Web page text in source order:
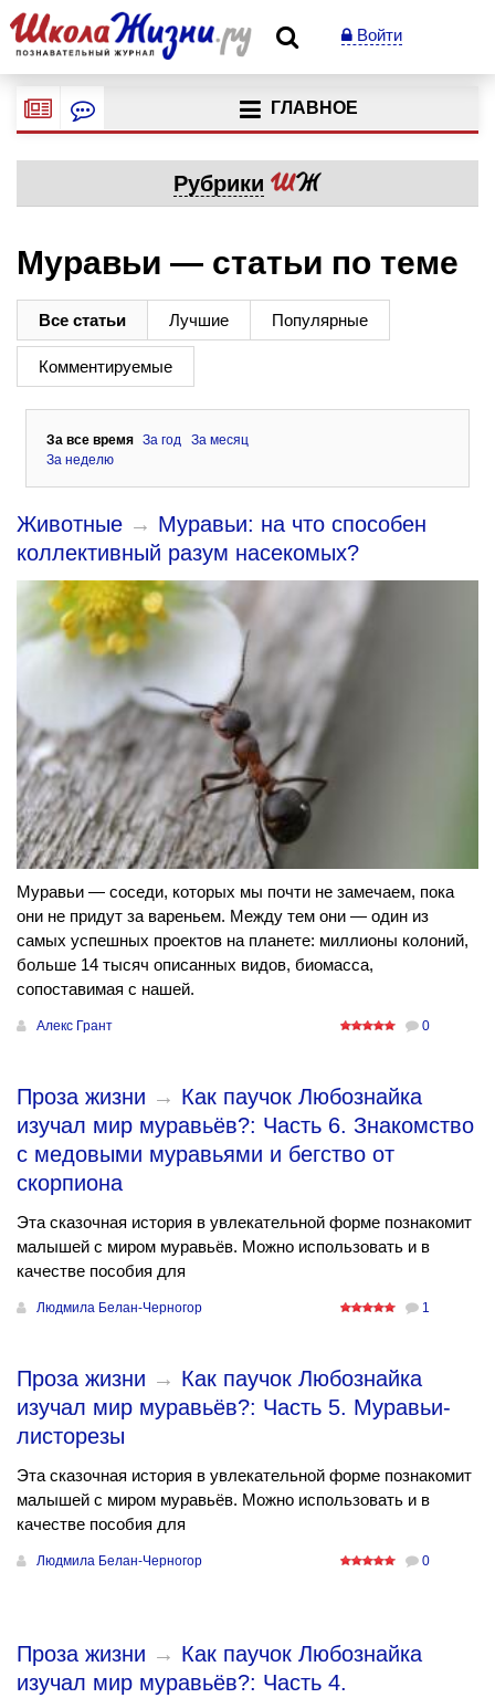
Войти
ГЛАВНОЕ
Рубрики
Муравьи — статьи по теме
Все статьи Лучшие Популярные
Комментируемые
За все время За год
За месяц
За неделю
Животные → Муравьи: на что способен
коллективный разум насекомых?
Муравьи — соседи, которых мы почти не замечаем, пока
они не придут за вареньем. Между тем они — один из
самых успешных проектов на планете: миллионы колоний,
больше 14 тысяч описанных видов, биомасса,
сопоставимая с нашей.
Алекс Грант 0
Проза жизни → Как паучок Любознайка
изучал мир муравьёв?: Часть 6. Знакомство
с медовыми муравьями и бегство от
скорпиона
Эта сказочная история в увлекательной форме познакомит
малышей с миром муравьёв. Можно использовать и в
качестве пособия для
Людмила Белан-Черногор 1
Проза жизни → Как паучок Любознайка
изучал мир муравьёв?: Часть 5. Муравьи-
листорезы
Эта сказочная история в увлекательной форме познакомит
малышей с миром муравьёв. Можно использовать и в
качестве пособия для
Людмила Белан-Черногор 0
Проза жизни → Как паучок Любознайка
изучал мир муравьёв?: Часть 4.